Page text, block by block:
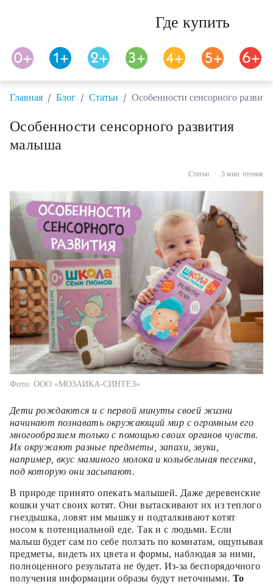
Где купить
Главная / Блог / Статьи / Особенности сенсорного
Особенности сенсорного развития
малыша
Статьи · 3 мин. чтения
Фото: ООО «МОЗАИКА-СИНТЕЗ»
Дети рождаются и с первой минуты своей жизни
начинают познавать окружающий мир с огромным его
многообразием только с помощью своих органов чувств.
Их окружают разные предметы, запахи, звуки,
например, вкус маминого молока и колыбельная песенка,
под которую они засыпают.
В природе принято опекать малышей. Даже деревенские
кошки учат своих котят. Они вытаскивают их из теплого
гнездышка, ловят им мышку и подталкивают котят
носом к потенциальной еде. Так и с людьми. Если
малыш будет сам по себе ползать по комнатам, ощупывая
предметы, видеть их цвета и формы, наблюдая за ними,
полноценного результата не будет. Из-за беспорядочного
получения информации образы будут неточными. То